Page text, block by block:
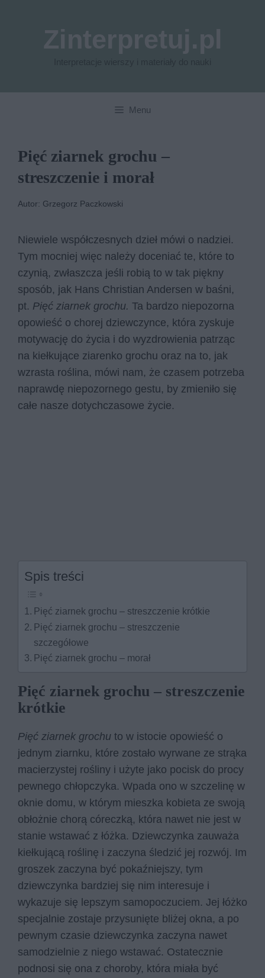
Menu
Pięć ziarnek grochu –
streszczenie i morał
Autor: Grzegorz Paczkowski
Niewiele współczesnych dzieł mówi o nadziei.
Tym mocniej więc należy doceniać te, które to
czynią, zwłaszcza jeśli robią to w tak piękny
sposób, jak Hans Christian Andersen w baśni,
pt. Pięć ziarnek grochu. Ta bardzo niepozorna
opowieść o chorej dziewczynce, która zyskuje
motywację do życia i do wyzdrowienia patrząc
na kiełkujące ziarenko grochu oraz na to, jak
wzrasta roślina, mówi nam, że czasem potrzeba
naprawdę niepozornego gestu, by zmieniło się
całe nasze dotychczasowe życie.
Spis treści
Pięć ziarnek grochu – streszczenie krótkie
Pięć ziarnek grochu – streszczenie
szczegółowe
Pięć ziarnek grochu – morał
Pięć ziarnek grochu – streszczenie
krótkie
Pięć ziarnek grochu to w istocie opowieść o
jednym ziarnku, które zostało wyrwane ze strąka
macierzystej rośliny i użyte jako pocisk do procy
pewnego chłopczyka. Wpada ono w szczelinę w
oknie domu, w którym mieszka kobieta ze swoją
obłożnie chorą córeczką, która nawet nie jest w
stanie wstawać z łóżka. Dziewczynka zauważa
kiełkującą roślinę i zaczyna śledzić jej rozwój. Im
groszek zaczyna być pokaźniejszy, tym
dziewczynka bardziej się nim interesuje i
wykazuje się lepszym samopoczuciem. Jej łóżko
specjalnie zostaje przysunięte bliżej okna, a po
pewnym czasie dziewczynka zaczyna nawet
samodzielnie z niego wstawać. Ostatecznie
podnosi się ona z choroby, która miała być